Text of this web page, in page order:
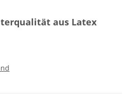
aus Latex